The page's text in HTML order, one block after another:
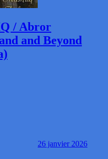
/ Abror
and Beyond
26 janvier 2026